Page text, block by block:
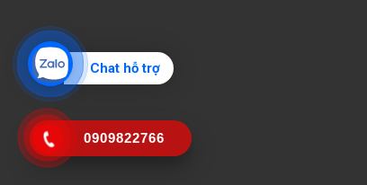
Chat hỗ trợ
0909822766